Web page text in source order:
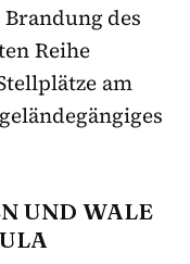
des
Reihe
am
UND WALE